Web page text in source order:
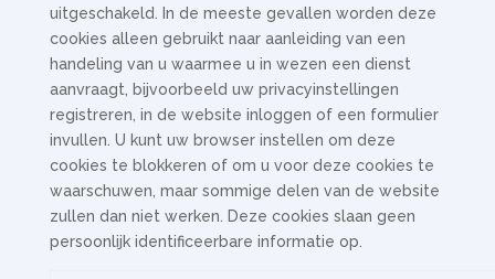
uitgeschakeld. In de meeste gevallen worden deze
cookies alleen gebruikt naar aanleiding van een
handeling van u waarmee u in wezen een dienst
aanvraagt, bijvoorbeeld uw privacyinstellingen
registreren, in de website inloggen of een formulier
invullen. U kunt uw browser instellen om deze
cookies te blokkeren of om u voor deze cookies te
waarschuwen, maar sommige delen van de website
zullen dan niet werken. Deze cookies slaan geen
persoonlijk identificeerbare informatie op.